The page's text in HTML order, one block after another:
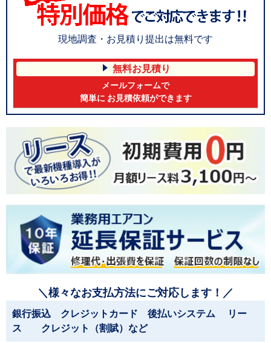
現地調査・お見積り提出は無料です
無料お見積り
メールフォームで
簡単に お見積依頼ができます
＼様々なお支払方法にご対応します！／
銀行振込 クレジットカード 後払いシステム リー
ス クレジット（割賦）など